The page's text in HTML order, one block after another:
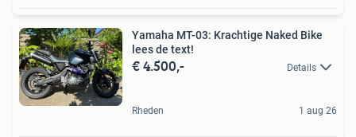
Yamaha MT-03: Krachtige Naked Bike
lees de text!
€ 4.500,- Details
Rheden 1 aug 26